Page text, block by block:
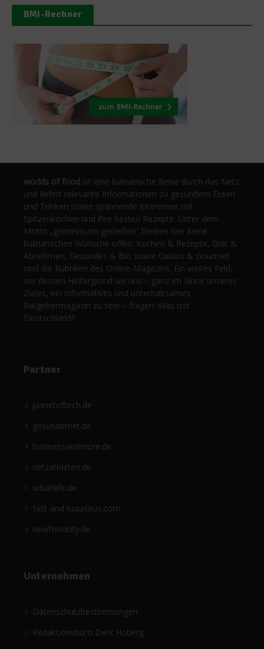
BMI-Rechner
worlds of food ist eine kulinarische Reise durch das Netz
und liefert relevante Informationen zu gesundem Essen
und Trinken sowie spannende Interviews mit
Spitzenköchen und ihre besten Rezepte. Unter dem
Motto „gemeinsam genießen“ bleiben hier keine
kulinarischen Wünsche offen. Kochen & Rezepte, Diät &
Abnehmen, Gesundes & Bio sowie Gastro & Gourmet
sind die Rubriken des Online-Magazins. Ein weites Feld,
vor dessen Hintergrund wir uns – ganz im Sinne unseres
Zieles, ein informatives und unterhaltsames
Ratgebermagazin zu sein – fragen: Was isst
Deutschland?
Partner
planetoftech.de
gesündernet.de
businessandmore.de
netzathleten.de
urbanlife.de
fast-and-luxurious.com
newfoodcity.de
Unternehmen
Datenschutzbestimmungen
Redaktionsbüro Derk Hoberg